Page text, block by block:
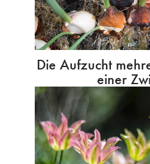
Die Aufzucht
einer